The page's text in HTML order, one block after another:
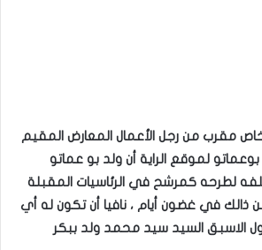
خاص مقرب من رجل الأعمال المعارض المقيم
لموقع الراية أن ولد بو عماتو
لطرحه كمرشح في الرئاسيات المقبلة
عن ذالك في غضون أيام ، نافيا أن تكون له أي
الاسبق السيد سيد محمد ولد ببكر